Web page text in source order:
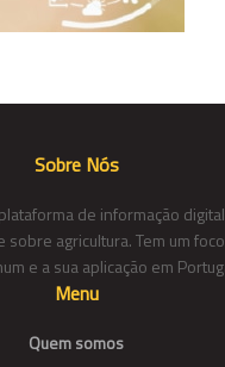
Sobre Nós
de informação
agricultura. Tem um
e a sua aplicação em
Menu
Quem somos